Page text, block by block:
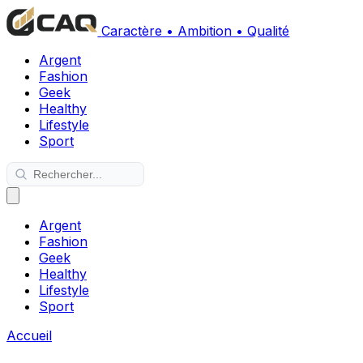
Caractère • Ambition • Qualité
Argent
Fashion
Geek
Healthy
Lifestyle
Sport
Argent
Fashion
Geek
Healthy
Lifestyle
Sport
Accueil